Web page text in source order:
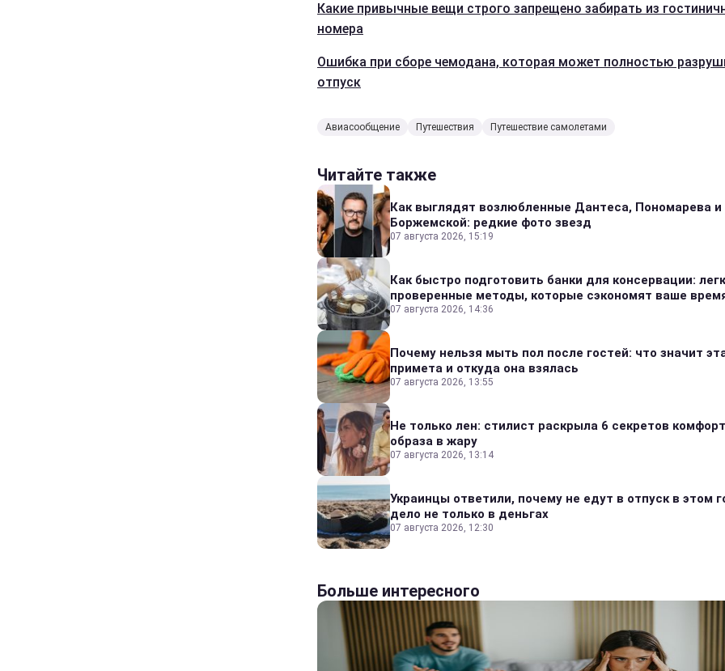
Какие привычные вещи строго запрещено забирать из
номера
Ошибка при сборе чемодана, которая может полностью
отпуск
Авиасообщение Путешествия Путешествие самолетами
Читайте также
Как выглядят возлюбленные Дантеса, Пономарева и
Боржемской: редкие фото звезд
07 августа 2026, 15:19
Как быстро подготовить банки для консервации:
проверенные методы, которые сэкономят ваше
07 августа 2026, 14:36
Почему нельзя мыть пол после гостей: что значит
примета и откуда она взялась
07 августа 2026, 13:55
Не только лен: стилист раскрыла 6 секретов
образа в жару
07 августа 2026, 13:14
Украинцы ответили, почему не едут в отпуск в этом
дело не только в деньгах
07 августа 2026, 12:30
Больше интересного